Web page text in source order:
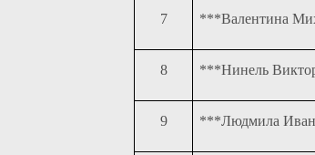
7 ***Валентина
8 ***Нинель
9 ***Людмила